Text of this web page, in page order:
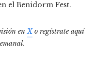
el Benidorm Fest.
enXo regístrate aquí
.